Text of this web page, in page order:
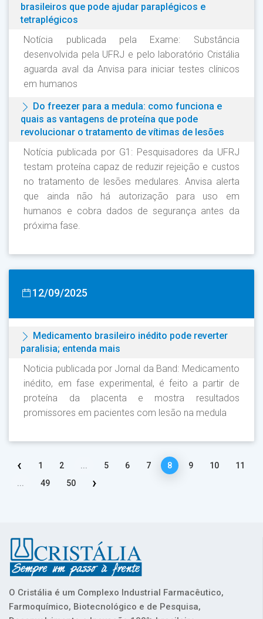
brasileiros que pode ajudar paraplégicos e
tetraplégicos
Notícia publicada pela Exame: Substância
desenvolvida pela UFRJ e pelo laboratório Cristália
aguarda aval da Anvisa para iniciar testes clínicos
em humanos
Do freezer para a medula: como funciona e
quais as vantagens de proteína que pode
revolucionar o tratamento de vítimas de lesões
Notícia publicada por G1: Pesquisadores da UFRJ
testam proteína capaz de reduzir rejeição e custos
no tratamento de lesões medulares. Anvisa alerta
que ainda não há autorização para uso em
humanos e cobra dados de segurança antes da
próxima fase.
12/09/2025
Medicamento brasileiro inédito pode reverter
paralisia; entenda mais
Noticia publicada por Jornal da Band: Medicamento
inédito, em fase experimental, é feito a partir de
proteína da placenta e mostra resultados
promissores em pacientes com lesão na medula
‹ 1 2 ... 5 6 7 8 9 10
11
...
49 50 ›
O Cristália é um Complexo Industrial Farmacêutico,
Farmoquímico, Biotecnológico e de Pesquisa,